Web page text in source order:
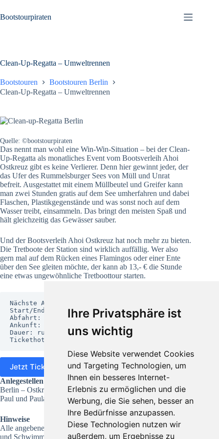
Ihre Privatsphäre ist
uns wichtig
Diese Website verwendet Cookies
und Targeting Technologien, um
Ihnen ein besseres Internet-
Erlebnis zu ermöglichen und die
Werbung, die Sie sehen, besser an
Ihre Bedürfnisse anzupassen.
Diese Technologien nutzen wir
außerdem, um Ergebnisse zu
Inhalt
springen
Bootstourpiraten
Clean-Up-Regatta – Umweltrennen
Bootstouren
Bootstouren Berlin
Clean-Up-Regatta – Umweltrennen
Quelle: ©bootstourpiraten
Das nennt man wohl eine Win-Win-Situation – bei der Clean-
Up-Regatta als monatliches Event vom Bootsverleih Ahoi
Ostkreuz gibt es keine Verlierer. Denn hier gewinnt jeder, der
das Ufer des Rummelsburger Sees von Müll und Unrat
befreit. Ausgestattet mit einem Müllbeutel und Greifer kann
man zwei Stunden gratis auf dem See umherfahren und dabei
Flaschen, Plastikgegenstände und was sonst noch auf dem
Wasser treibt, einsammeln. Das bringt den meisten Spaß und
hält gleichzeitig das Gewässer sauber.
Und der Bootsverleih Ahoi Ostkreuz hat noch mehr zu bieten.
Die Tretboote der Station sind wirklich auffällig. Wer also
gern mal auf dem Rücken eines Flamingos oder einer Ente
über den See gleiten möchte, der kann ab 13,- € die Stunde
eine etwas ungewöhnliche Tretboottour starten.
Nächste Ablegetermine: April-Oktober
Start/Ende: Ostkreuz, Berlin
Abfahrt: ab 10:00 Uhr
Ankunft: bis 17:00 Uhr
Dauer: rund 2 Stunden (inkl. Sammelauftrag)
Tickethotline: +49 (0) 179 – 888837
Jetzt Ticket online kaufen
Anlegestellen:
Berlin – Ostkreuz
Paul und Paula Ufer / Zillepromenade, 10317 Berlin
Hinweise
Alle angebenen Mietpreise sind inkl. dazugehöriger Paddel
und Schwimmwesten.